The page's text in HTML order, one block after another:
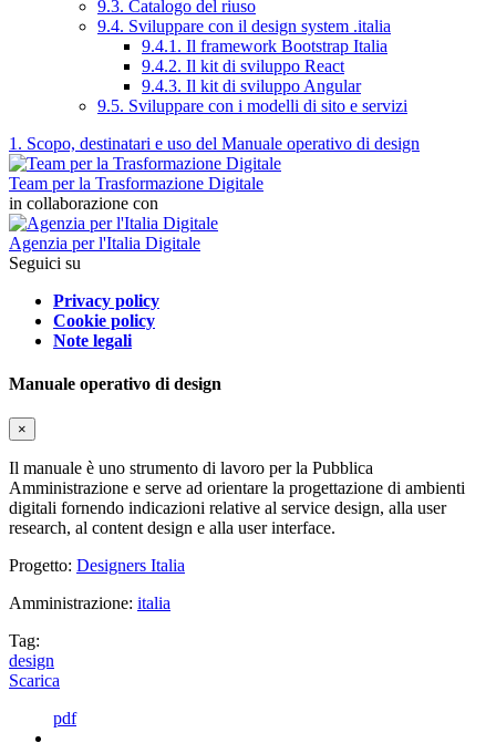
9.3. Catalogo del riuso
9.4. Sviluppare con il design system .italia
9.4.1. Il framework Bootstrap Italia
9.4.2. Il kit di sviluppo React
9.4.3. Il kit di sviluppo Angular
9.5. Sviluppare con i modelli di sito e servizi
1. Scopo, destinatari e uso del Manuale operativo di design
Team per la Trasformazione Digitale
in collaborazione con
Agenzia per l'Italia Digitale
Seguici su
Privacy policy
Cookie policy
Note legali
Manuale operativo di design
×
Il manuale è uno strumento di lavoro per la Pubblica
Amministrazione e serve ad orientare la progettazione di ambienti
digitali fornendo indicazioni relative al service design, alla user
research, al content design e alla user interface.
Progetto: Designers Italia
Amministrazione: italia
Tag:
design
Scarica
pdf